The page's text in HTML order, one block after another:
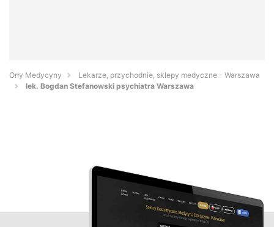
Orły Medycyny
Lekarze, przychodnie, sklepy medyczne - Warszawa
lek. Bogdan Stefanowski psychiatra Warszawa